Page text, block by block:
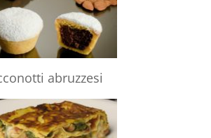
abruzzesi